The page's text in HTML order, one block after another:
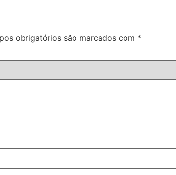
obrigatórios são marcados com *